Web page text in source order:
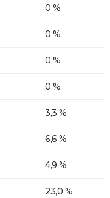
0 %
0 %
0 %
0 %
3,3 %
6,6 %
4,9 %
23,0 %